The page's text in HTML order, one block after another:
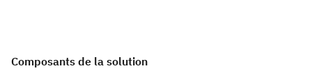
Composants de la solution